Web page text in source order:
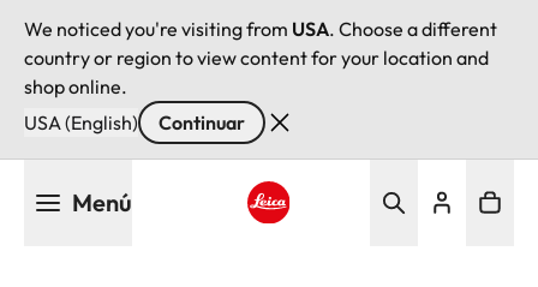
We noticed you're visiting from USA. Choose a different
country or region to view content for your location and
shop online.
USA (English)
Continuar
Menú